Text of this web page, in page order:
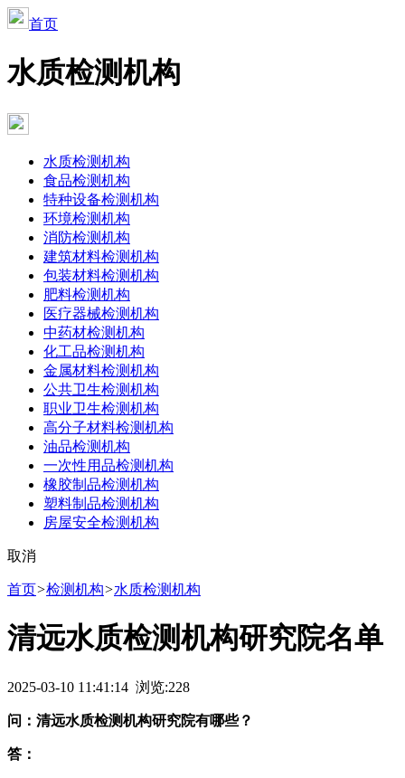
首页
水质检测机构
水质检测机构
食品检测机构
特种设备检测机构
环境检测机构
消防检测机构
建筑材料检测机构
包装材料检测机构
肥料检测机构
医疗器械检测机构
中药材检测机构
化工品检测机构
金属材料检测机构
公共卫生检测机构
职业卫生检测机构
高分子材料检测机构
油品检测机构
一次性用品检测机构
橡胶制品检测机构
塑料制品检测机构
房屋安全检测机构
取消
首页>检测机构>水质检测机构
清远水质检测机构研究院名单
2025-03-10 11:41:14 浏览:228
问：清远水质检测机构研究院有哪些？
答：